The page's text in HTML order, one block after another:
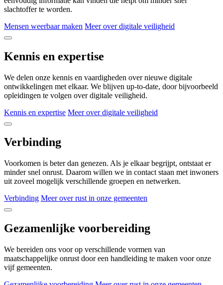
slachtoffer te worden.
Mensen weerbaar maken Meer over digitale veiligheid
Kennis en expertise
We delen onze kennis en vaardigheden over nieuwe digitale
ontwikkelingen met elkaar. We blijven up-to-date, door bijvoorbeeld
opleidingen te volgen over digitale veiligheid.
Kennis en expertise Meer over digitale veiligheid
Verbinding
Voorkomen is beter dan genezen. Als je elkaar begrijpt, ontstaat er
minder snel onrust. Daarom willen we in contact staan met inwoners
uit zoveel mogelijk verschillende groepen en netwerken.
Verbinding Meer over rust in onze gemeenten
Gezamenlijke voorbereiding
We bereiden ons voor op verschillende vormen van
maatschappelijke onrust door een handleiding te maken voor onze
vijf gemeenten.